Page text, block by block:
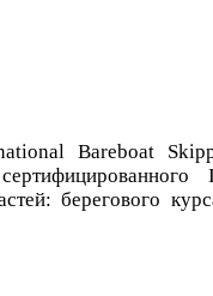
Bareboat
берегового